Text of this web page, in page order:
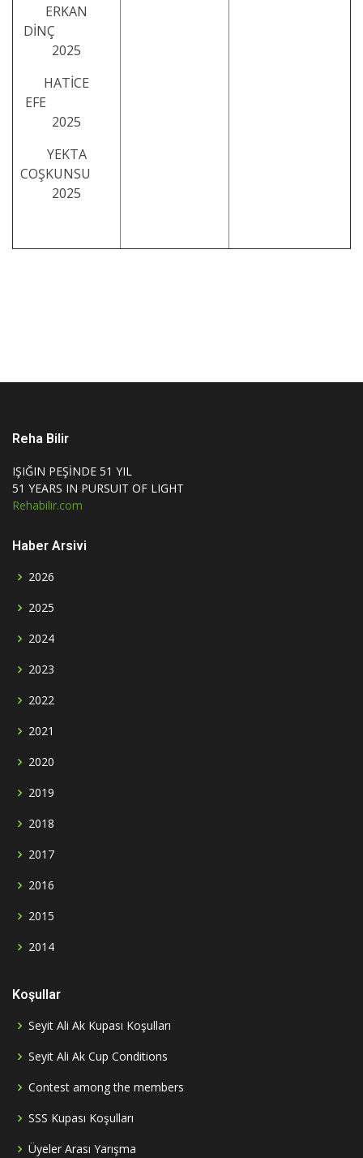
ERKAN
DİNÇ
2025
HATİCE
EFE
2025
YEKTA
COŞKUNSU
2025
Reha Bilir
IŞIĞIN PEŞİNDE 51 YIL
51 YEARS IN PURSUIT OF LIGHT
Rehabilir.com
Haber Arsivi
2026
2025
2024
2023
2022
2021
2020
2019
2018
2017
2016
2015
2014
Koşullar
Seyit Ali Ak Kupası Koşulları
Seyit Ali Ak Cup Conditions
Contest among the members
SSS Kupası Koşulları
Üyeler Arası Yarışma